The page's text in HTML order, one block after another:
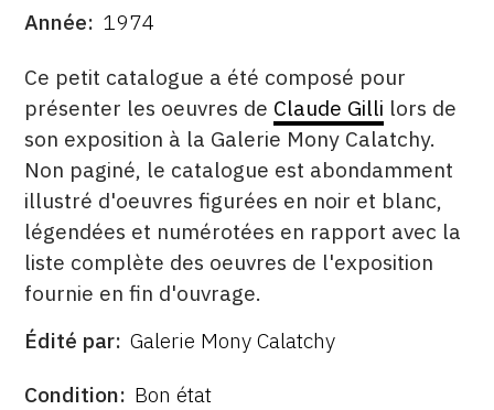
CGU
CGV
SUIVEZ-NOUS
INSTAGRAM
FACEBOOK
TWITTER
PINTEREST
DATE
Année 1974
DESCRITPTION
Ce petit catalogue a été composé pour
présenter les oeuvres de Claude Gilli lors de
son exposition à la Galerie Mony Calatchy.
Non paginé, le catalogue est abondamment
illustré d'oeuvres figurées en noir et blanc,
légendées et numérotées en rapport avec la
liste complète des oeuvres de l'exposition
fournie en fin d'ouvrage.
ÉDITÉ
Édité par Galerie Mony Calatchy
FORMAT
ÉTAT
Condition Bon état